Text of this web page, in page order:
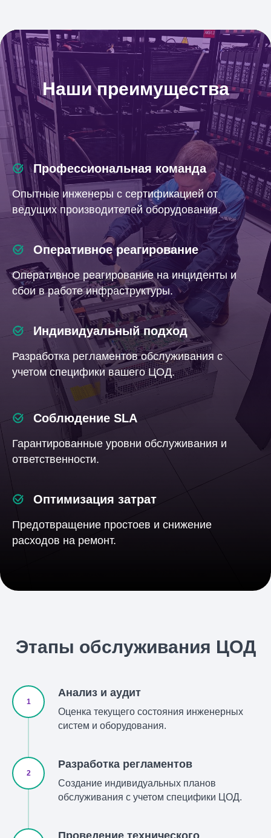
Наши преимущества
Профессиональная команда
Опытные инженеры с сертификацией от
ведущих производителей оборудования.
Оперативное реагирование
Оперативное реагирование на инциденты и
сбои в работе инфраструктуры.
Индивидуальный подход
Разработка регламентов обслуживания с
учетом специфики вашего ЦОД.
Соблюдение SLA
Гарантированные уровни обслуживания и
ответственности.
Оптимизация затрат
Предотвращение простоев и снижение
расходов на ремонт.
Этапы обслуживания ЦОД
Анализ и аудит
Оценка текущего состояния инженерных
систем и оборудования.
Разработка регламентов
Создание индивидуальных планов
обслуживания с учетом специфики ЦОД.
Проведение технического